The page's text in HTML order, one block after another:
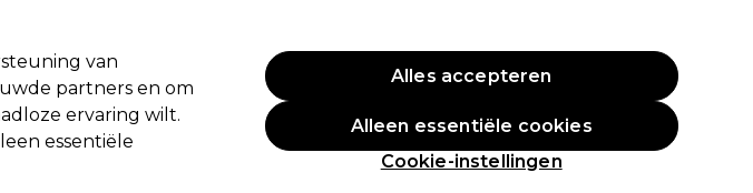
Aanmelden
Vegan Nieuwe producten Studenten Inspiratie Professionele Awards
van
partners en om
ervaring wilt.
essentiële
Cookie-instellingen
Alleen essentiële cookies
Alles accepteren